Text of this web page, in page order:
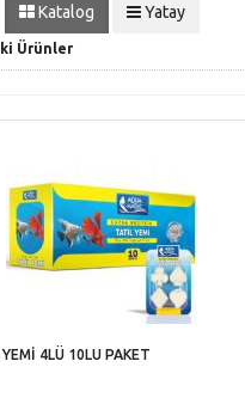
Katalog Yatay
Ürünler
4LÜ 10LU PAKET